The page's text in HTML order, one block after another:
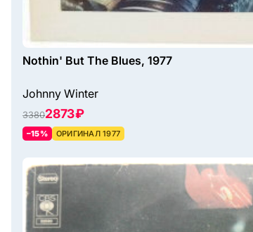
Nothin' But The Blues, 1977
Johnny Winter
33802873 ₽
–15% ОРИГИНАЛ 1977